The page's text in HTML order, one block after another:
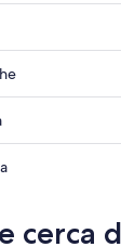
cerca